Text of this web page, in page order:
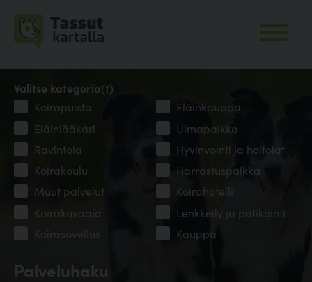
Palveluhaku
Valitse kategoria(t)
Koirapuisto
Eläinkauppa
Eläinlääkäri
Uimapaikka
Ravintola
Hyvinvointi ja hoitolat
Koirakoulu
Harrastuspaikka
Muut palvelut
Koirahotelli
Koirakuvaaja
Lenkkeily ja patikointi
Koirasovellus
Kauppa